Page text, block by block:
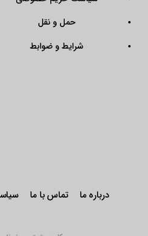
حمل و نقل
شرایط و ضوابط
درباره ما تماس با ما